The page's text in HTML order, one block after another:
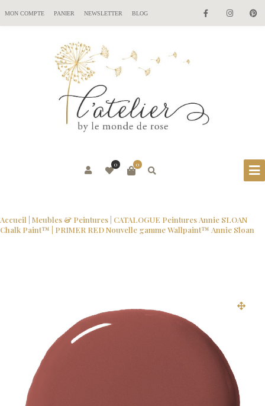
MON COMPTE PANIER NEWSLETTER BLOG
0
0
Accueil Meubles & Peintures CATALOGUE Peintures Annie SLOAN
Chalk Paint™ | PRIMER RED Nouvelle gamme Wallpaint™ Annie Sloan